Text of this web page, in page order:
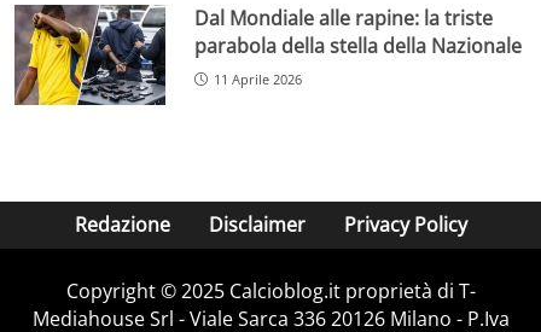
Dal Mondiale alle rapine: la triste
parabola della stella della Nazionale
11 Aprile 2026
Redazione Disclaimer Privacy Policy
Copyright © 2025 Calcioblog.it proprietà di T-
Mediahouse Srl - Viale Sarca 336 20126 Milano - P.Iva